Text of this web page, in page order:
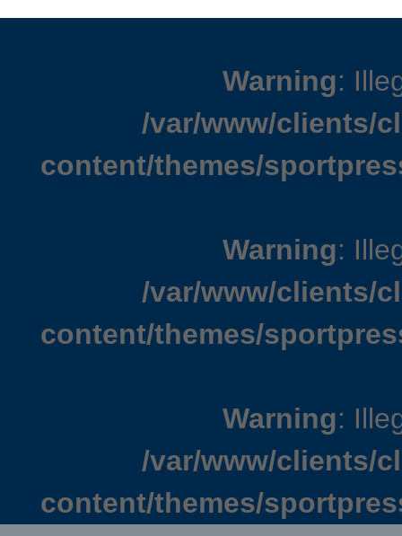
Warning:
/var/www/clients/
content/themes/
Warning:
/var/www/clients/
content/themes/
Warning:
/var/www/clients/
content/themes/